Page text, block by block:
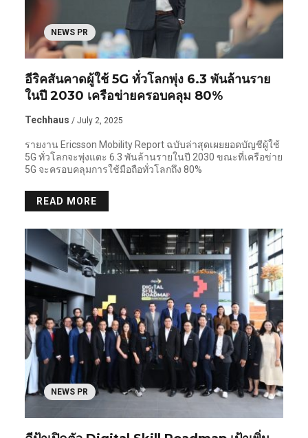
NEWS PR
อีริคสันคาดผู้ใช้ 5G ทั่วโลกพุ่ง 6.3 พันล้านราย
ในปี 2030 เครือข่ายครอบคลุม 80%
Techhaus / July 2, 2025
รายงาน Ericsson Mobility Report ฉบับล่าสุดเผยยอดบัญชีผู้ใช้
5G ทั่วโลกจะพุ่งแตะ 6.3 พันล้านรายในปี 2030 ขณะที่เครือข่าย
5G จะครอบคลุมการใช้มือถือทั่วโลกถึง 80%
READ MORE
NEWS PR